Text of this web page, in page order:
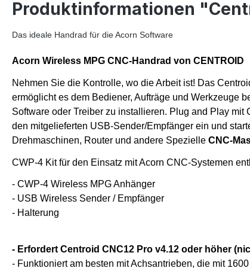
Produktinformationen
Das ideale Handrad für die Acorn Software
Acorn Wireless MPG CNC-Handrad von CENTROID
Nehmen Sie die Kontrolle, wo die Arbeit ist! Das
ermöglicht es dem Bediener, Aufträge und Werkzeuge
Software oder Treiber zu installieren. Plug and Play
den mitgelieferten USB-Sender/Empfänger ein und
Drehmaschinen, Router und andere Spezielle CNC-
CWP-4 Kit für den Einsatz mit Acorn CNC-Systemen
- CWP-4 Wireless MPG Anhänger
- USB Wireless Sender / Empfänger
- Halterung
- Erfordert Centroid CNC12 Pro v4.12 oder höher
- Funktioniert am besten mit Achsantrieben, die mit